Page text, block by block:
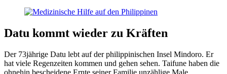
Datu kommt wieder zu Kräften
Der 73jährige Datu lebt auf der philippi­nischen Insel Mindoro. Er
hat viele Regen­zeiten kommen und gehen sehen. Taifune haben die